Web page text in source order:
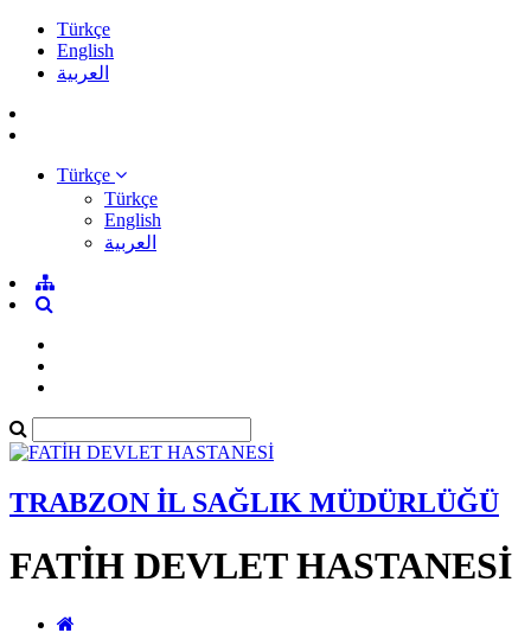
Türkçe
English
العربية
Türkçe
Türkçe
English
العربية
TRABZON İL SAĞLIK MÜDÜRLÜĞÜ
FATİH DEVLET HASTANESİ